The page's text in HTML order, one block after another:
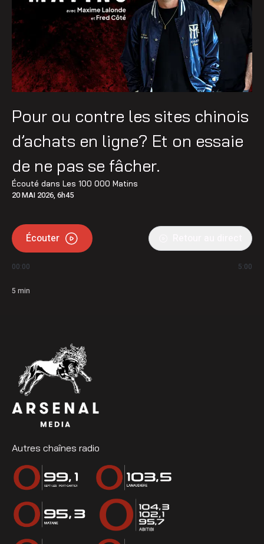
Pour ou contre les sites chinois
d’achats en ligne? Et on essaie
de ne pas se fâcher.
Écouté dans Les 100 000 Matins
20 MAI 2026, 6h45
Écouter
00:00 5:00
5 min
Autres chaînes radio